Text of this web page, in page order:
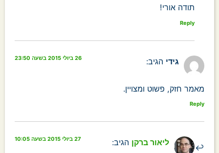
תודה אורי!
Reply
גידי הגיב: 26 ביולי 2015 בשעה 23:50
מאמר חזק, פשוט ומצויין.
Reply
ליאור ברקן הגיב: 27 ביולי 2015 בשעה 10:05